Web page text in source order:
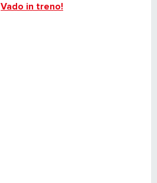
Vado in treno!